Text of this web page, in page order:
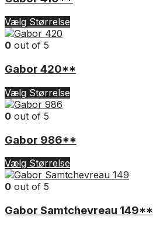
Vælg Størrelse
0 out of 5
Gabor 420**
Vælg Størrelse
0 out of 5
Gabor 986**
Vælg Størrelse
0 out of 5
Gabor Samtchevreau 149**